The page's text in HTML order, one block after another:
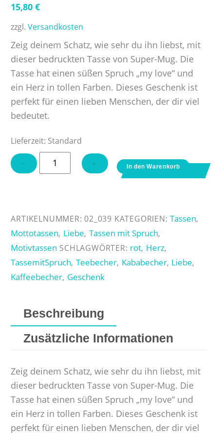
15,80€
zzgl.Versandkosten
Zeig deinem Schatz, wie sehr du ihn liebst, mit
dieser bedruckten Tasse von Super-Mug. Die
Tasse hat einen süßen Spruch „my love“ und
ein Herz in tollen Farben. Dieses Geschenk ist
perfekt für einen lieben Menschen, der dir viel
bedeutet.
Lieferzeit: Standard
−
Tasse
"my
+ In den Warenkorb
ARTIKELNUMMER: 02_039 KATEGORIEN:Tassen,
Mottotassen, Liebe, Tassen mit Spruch,
Motivtassen SCHLAGWÖRTER: rot, Herz,
TassemitSpruch, Teebecher, Kababecher, Liebe,
Kaffeebecher, Geschenk
Beschreibung
Zusätzliche Informationen
Zeig deinem Schatz, wie sehr du ihn liebst, mit
dieser bedruckten Tasse von Super-Mug. Die
Tasse hat einen süßen Spruch „my love“ und
ein Herz in tollen Farben. Dieses Geschenk ist
perfekt für einen lieben Menschen, der dir viel